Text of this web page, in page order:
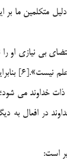
متكلمين
نيازي او را
بودن خود
ذات خداوند مي
در افعال به
است: